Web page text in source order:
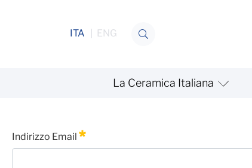
ITA ENG
La Ceramica Italiana
Password Dimenticata
Indirizzo Email
Obbligatorio